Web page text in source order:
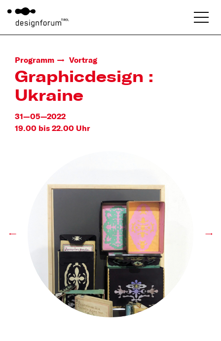
Programm Vortrag
Graphicdesign :
Ukraine
31—05—2022
19.00 bis 22.00 Uhr
← →